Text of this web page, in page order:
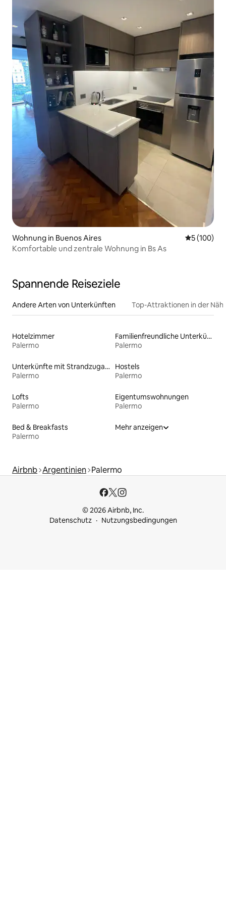
Wohnung in Buenos Aires
5 (100)
Komfortable und zentrale Wohnung in Bs As
Spannende Reiseziele
Andere Arten von Unterkünften Top-Attraktionen in der
Hotelzimmer
Palermo
Familienfreundliche Unterkünfte
Palermo
Unterkünfte mit Strandzugang
Palermo
Hostels
Palermo
Lofts
Palermo
Eigentumswohnungen
Palermo
Bed & Breakfasts
Palermo
Mehr anzeigen
Airbnb Argentinien Palermo
© 2026 Airbnb, Inc.
Datenschutz
Nutzungsbedingungen